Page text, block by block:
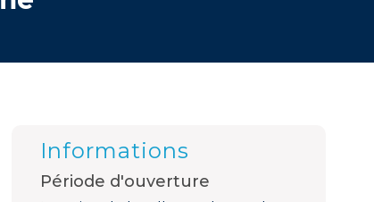
Informations
Période d'ouverture